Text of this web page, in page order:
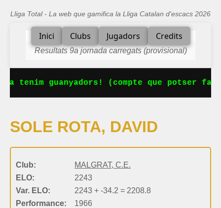
Lliga Total - La web que gamifica la Lliga Catalan d'escacs 2026
Inici Clubs Jugadors Credits
Resultats 9a jornada carregats (provisional)
tenim guanyadors! (compte que potser
SOLE ROTA, DAVID
Club:
MALGRAT, C.E.
ELO:
2243
Var. ELO:
2243 + -34.2 = 2208.8
Performance:
1966